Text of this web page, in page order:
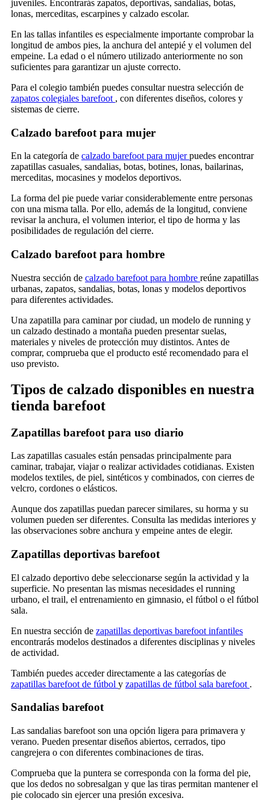
juveniles. Encontrarás zapatos, deportivas, sandalias, botas,
lonas, merceditas, escarpines y calzado escolar.
En las tallas infantiles es especialmente importante comprobar la
longitud de ambos pies, la anchura del antepié y el volumen del
empeine. La edad o el número utilizado anteriormente no son
suficientes para garantizar un ajuste correcto.
Para el colegio también puedes consultar nuestra selección de
zapatos colegiales barefoot , con diferentes diseños, colores y
sistemas de cierre.
Calzado barefoot para mujer
En la categoría de calzado barefoot para mujerpuedes encontrar
zapatillas casuales, sandalias, botas, botines, lonas, bailarinas,
merceditas, mocasines y modelos deportivos.
La forma del pie puede variar considerablemente entre personas
con una misma talla. Por ello, además de la longitud, conviene
revisar la anchura, el volumen interior, el tipo de horma y las
posibilidades de regulación del cierre.
Calzado barefoot para hombre
Nuestra sección de calzado barefoot para hombre reúne zapatillas
urbanas, zapatos, sandalias, botas, lonas y modelos deportivos
para diferentes actividades.
Una zapatilla para caminar por ciudad, un modelo de running y
un calzado destinado a montaña pueden presentar suelas,
materiales y niveles de protección muy distintos. Antes de
comprar, comprueba que el producto esté recomendado para el
uso previsto.
Tipos de calzado disponibles en nuestra
tienda barefoot
Zapatillas barefoot para uso diario
Las zapatillas casuales están pensadas principalmente para
caminar, trabajar, viajar o realizar actividades cotidianas. Existen
modelos textiles, de piel, sintéticos y combinados, con cierres de
velcro, cordones o elásticos.
Aunque dos zapatillas puedan parecer similares, su horma y su
volumen pueden ser diferentes. Consulta las medidas interiores y
las observaciones sobre anchura y empeine antes de elegir.
Zapatillas deportivas barefoot
El calzado deportivo debe seleccionarse según la actividad y la
superficie. No presentan las mismas necesidades el running
urbano, el trail, el entrenamiento en gimnasio, el fútbol o el fútbol
sala.
En nuestra sección de zapatillas deportivas barefoot infantiles
encontrarás modelos destinados a diferentes disciplinas y niveles
de actividad.
También puedes acceder directamente a las categorías de
zapatillas barefoot de fútbol y zapatillas de fútbol sala barefoot .
Sandalias barefoot
Las sandalias barefoot son una opción ligera para primavera y
verano. Pueden presentar diseños abiertos, cerrados, tipo
cangrejera o con diferentes combinaciones de tiras.
Comprueba que la puntera se corresponda con la forma del pie,
que los dedos no sobresalgan y que las tiras permitan mantener el
pie colocado sin ejercer una presión excesiva.